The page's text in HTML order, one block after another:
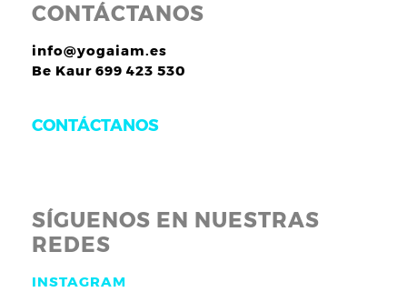
CONTÁCTANOS
info@yogaiam.es
Be Kaur 699 423 530
CONTÁCTANOS
SÍGUENOS EN NUESTRAS
REDES
INSTAGRAM